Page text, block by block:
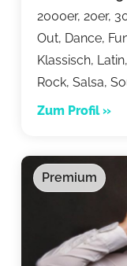
2000er, 20er,
Out, Dance,
Klassisch,
Rock, Salsa,
Zum Profil »
Premium